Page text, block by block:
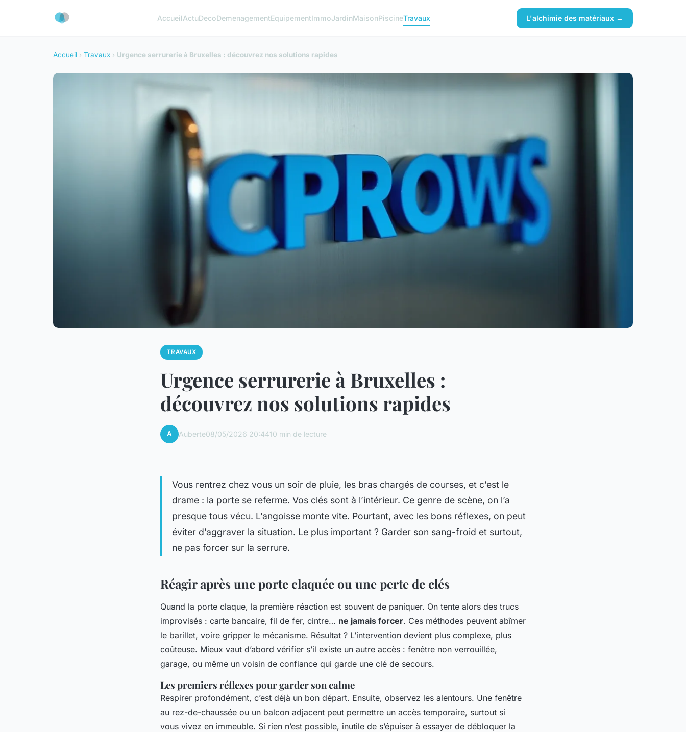
AccueilActuDecoDemenagementEquipementImmoJardinMaisonPiscineTravaux L'alchimie des matériaux →
Accueil › Travaux › Urgence serrurerie à Bruxelles : découvrez nos solutions rapides
TRAVAUX
Urgence serrurerie à Bruxelles :
découvrez nos solutions rapides
A Auberte08/05/2026 20:4410 min de lecture
Vous rentrez chez vous un soir de pluie, les bras chargés de courses, et c’est le
drame : la porte se referme. Vos clés sont à l’intérieur. Ce genre de scène, on l’a
presque tous vécu. L’angoisse monte vite. Pourtant, avec les bons réflexes, on peut
éviter d’aggraver la situation. Le plus important ? Garder son sang-froid et surtout,
ne pas forcer sur la serrure.
Réagir après une porte claquée ou une perte de clés
Quand la porte claque, la première réaction est souvent de paniquer. On tente alors des trucs
improvisés : carte bancaire, fil de fer, cintre… ne jamais forcer. Ces méthodes peuvent abîmer
le barillet, voire gripper le mécanisme. Résultat ? L’intervention devient plus complexe, plus
coûteuse. Mieux vaut d’abord vérifier s’il existe un autre accès : fenêtre non verrouillée,
garage, ou même un voisin de confiance qui garde une clé de secours.
Les premiers réflexes pour garder son calme
Respirer profondément, c’est déjà un bon départ. Ensuite, observez les alentours. Une fenêtre
au rez-de-chaussée ou un balcon adjacent peut permettre un accès temporaire, surtout si
vous vivez en immeuble. Si rien n’est possible, inutile de s’épuiser à essayer de débloquer la